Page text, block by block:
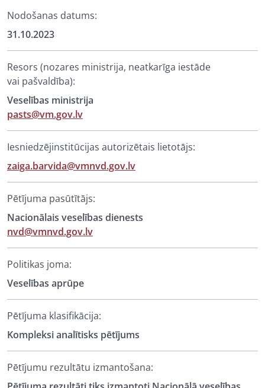
Nodošanas datums:
31.10.2023
Resors (nozares ministrija, neatkarīga iestāde
vai pašvaldība):
Veselības ministrija
pasts@vm.gov.lv
Iesniedzējinstitūcijas autorizētais lietotājs:
zaiga.barvida@vmnvd.gov.lv
Pētījuma pasūtītājs:
Nacionālais veselības dienests
nvd@vmnvd.gov.lv
Politikas joma:
Veselības aprūpe
Pētījuma klasifikācija:
Kompleksi analītisks pētījums
Pētījumu rezultātu izmantošana: